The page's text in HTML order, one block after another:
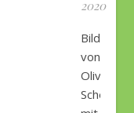
2020
Bild
von
Olivia
Schenker